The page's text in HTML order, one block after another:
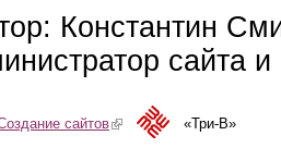
Константин
сайта
сайтов(link is external)«Три-В»